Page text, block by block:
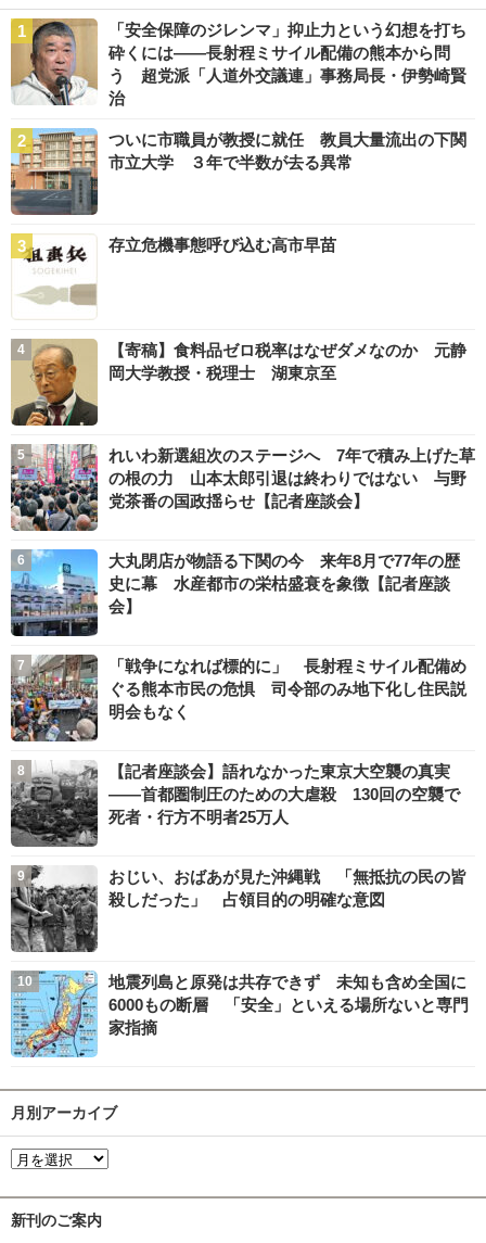
「安全保障のジレンマ」抑止力という幻想を打ち
砕くには――長射程ミサイル配備の熊本から問
う 超党派「人道外交議連」事務局長・伊勢崎賢
治
ついに市職員が教授に就任 教員大量流出の下関
市立大学 ３年で半数が去る異常
存立危機事態呼び込む高市早苗
【寄稿】食料品ゼロ税率はなぜダメなのか 元静
岡大学教授・税理士 湖東京至
れいわ新選組次のステージへ 7年で積み上げた草
の根の力 山本太郎引退は終わりではない 与野
党茶番の国政揺らせ【記者座談会】
大丸閉店が物語る下関の今 来年8月で77年の歴
史に幕 水産都市の栄枯盛衰を象徴【記者座談
会】
「戦争になれば標的に」 長射程ミサイル配備め
ぐる熊本市民の危惧 司令部のみ地下化し住民説
明会もなく
【記者座談会】語れなかった東京大空襲の真実
――首都圏制圧のための大虐殺 130回の空襲で
死者・行方不明者25万人
おじい、おばあが見た沖縄戦 「無抵抗の民の皆
殺しだった」 占領目的の明確な意図
地震列島と原発は共存できず 未知も含め全国に
6000もの断層 「安全」といえる場所ないと専門
家指摘
月別アーカイブ
新刊のご案内